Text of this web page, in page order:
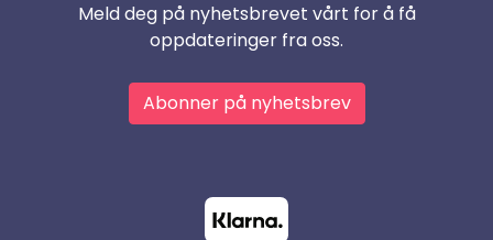
Meld deg på nyhetsbrevet vårt for å få
oppdateringer fra oss.
Abonner på nyhetsbrev